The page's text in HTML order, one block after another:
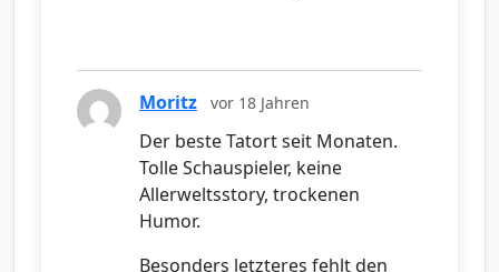
Moritz vor 18 Jahren
Der beste Tatort seit Monaten.
Tolle Schauspieler, keine
Allerweltsstory, trockenen
Humor.
Besonders letzteres fehlt den